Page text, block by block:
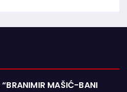
“BRANIMIR MAŠIĆ-BANI